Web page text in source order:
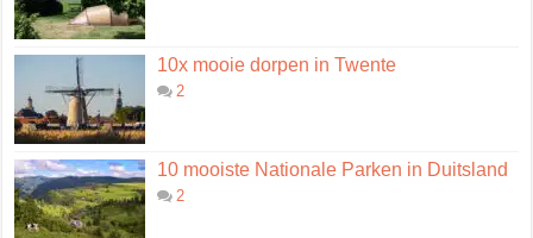
10x mooie dorpen in Twente
2
10 mooiste Nationale Parken in Duitsland
2